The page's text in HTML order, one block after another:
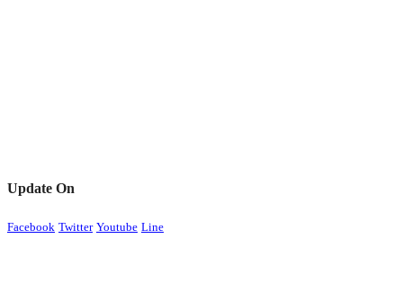
Update On
Facebook Twitter Youtube Line